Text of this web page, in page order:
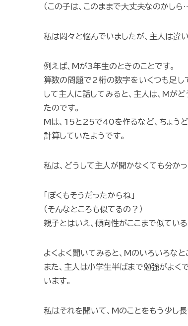
（この子は、このままで大丈夫なのかしら
私は悶々と悩んでいましたが、主人は違
例えば、Mが3年生のときのことです。
算数の問題で2桁の数字をいくつも足し
して主人に話してみると、主人は、Mが
たのです。
Mは、15と25で40を作るなど、ちょう
計算していたようです。
私は、どうして主人が聞かなくても分か
「ぼくもそうだったからね」
（そんなところも似てるの？）
親子とはいえ、傾向性がここまで似てい
よくよく聞いてみると、Mのいろいろな
また、主人は小学生半ばまで勉強がよく
います。
私はそれを聞いて、Mのことをもう少し